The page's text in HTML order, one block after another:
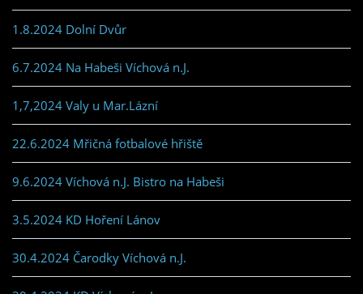
1.8.2024 Dolní Dvůr
6.7.2024 Na Habeši Víchová n.J.
1,7,2024 Valy u Mar.Lázní
22.6.2024 Mřičná fotbalové hřiště
9.6.2024 Víchová n.J. Bistro na Habeši
3.5.2024 KD Hoření Lánov
30.4.2024 Čarodky Víchová n.J.